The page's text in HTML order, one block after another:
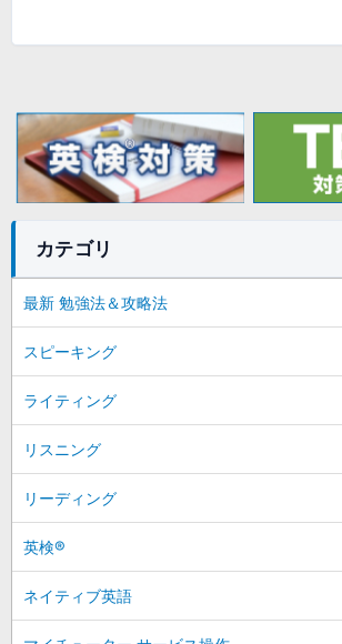
カテゴリ
最新 勉強法＆攻略法
スピーキング
ライティング
リスニング
リーディング
英検®
ネイティブ英語